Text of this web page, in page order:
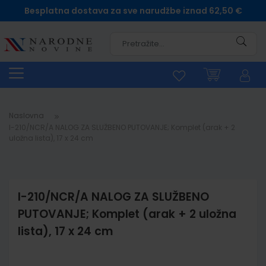
Besplatna dostava za sve narudžbe iznad 62,50 €
Naslovna
I-210/NCR/A NALOG ZA SLUŽBENO
PUTOVANJE; Komplet (arak + 2 uložna
lista), 17 x 24 cm